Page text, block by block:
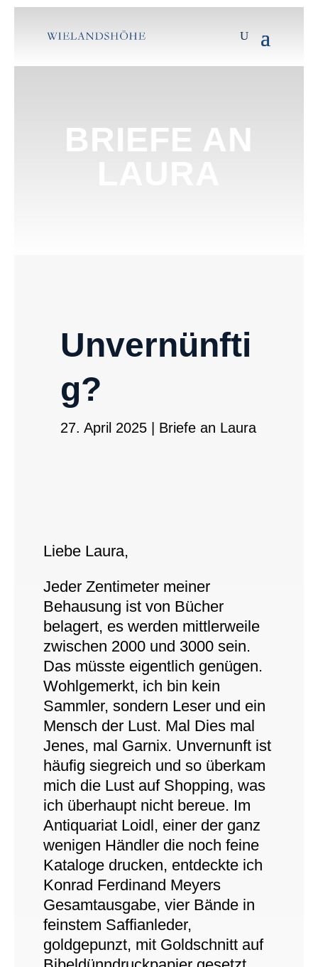
BRIEFE AN
Unvernünfti
g?
27. April 2025| Briefe an Laura
Liebe Laura,
Jeder Zentimeter meiner
Behausung ist von Bücher
belagert, es werden mittlerweile
zwischen 2000 und 3000 sein.
Das müsste eigentlich genügen.
Wohlgemerkt, ich bin kein
Sammler, sondern Leser und ein
Mensch der Lust. Mal Dies mal
Jenes, mal Garnix. Unvernunft ist
häufig siegreich und so überkam
mich die Lust auf Shopping, was
ich überhaupt nicht bereue. Im
Antiquariat Loidl, einer der ganz
wenigen Händler die noch feine
Kataloge drucken, entdeckte ich
Konrad Ferdinand Meyers
Gesamtausgabe, vier Bände in
feinstem Saffianleder,
goldgepunzt, mit Goldschnitt auf